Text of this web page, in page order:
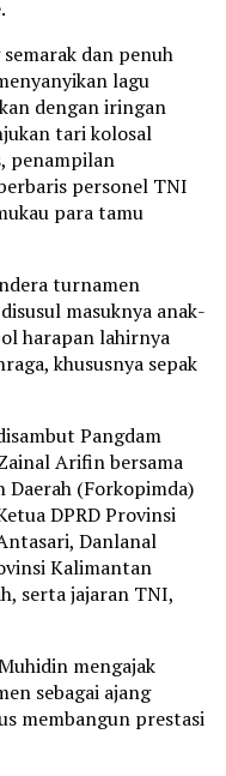
dan penuh
lagu
dengan iringan
tari kolosal
penampilan
personel TNI
para tamu
turnamen
masuknya anak-
harapan lahirnya
khususnya sepak
Pangdam
Arifin bersama
Daerah (Forkopimda)
DPRD Provinsi
Danlanal
Kalimantan
serta jajaran TNI,
mengajak
sebagai ajang
membangun prestasi